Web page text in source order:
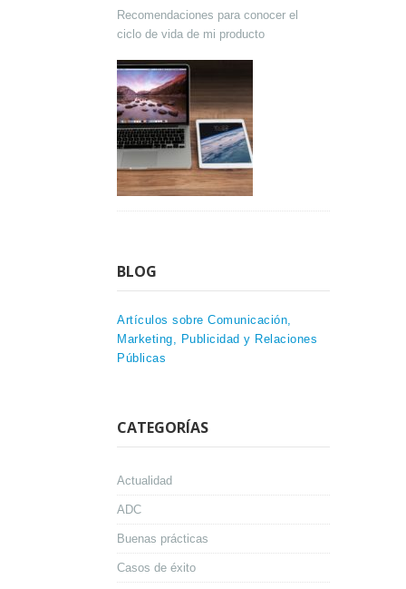
Recomendaciones para conocer el
ciclo de vida de mi producto
BLOG
Artículos sobre Comunicación,
Marketing, Publicidad y Relaciones
Públicas
CATEGORÍAS
Actualidad
ADC
Buenas prácticas
Casos de éxito